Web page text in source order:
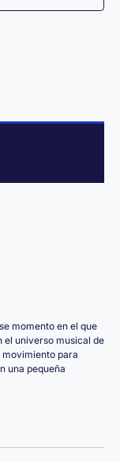
momento en el que
el universo musical de
movimiento para
una pequeña